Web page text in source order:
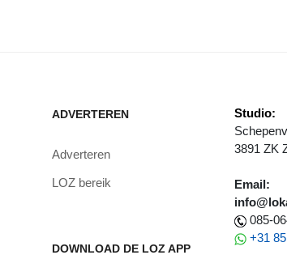
ADVERTEREN
Adverteren
LOZ bereik
DOWNLOAD DE LOZ APP
Studio:
3891 ZK
Email:
085-
+31